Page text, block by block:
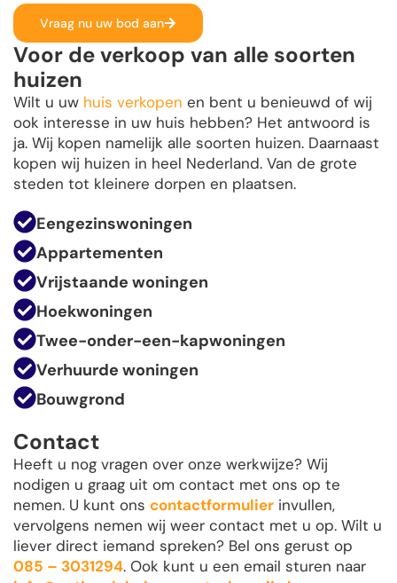
Vraag nu uw bod aan
Voor de verkoop van alle soorten
huizen
Wilt u uw huis verkopen en bent u benieuwd of wij
ook interesse in uw huis hebben? Het antwoord is
ja. Wij kopen namelijk alle soorten huizen. Daarnaast
kopen wij huizen in heel Nederland. Van de grote
steden tot kleinere dorpen en plaatsen.
Eengezinswoningen
Appartementen
Vrijstaande woningen
Hoekwoningen
Twee-onder-een-kapwoningen
Verhuurde woningen
Bouwgrond
Contact
Heeft u nog vragen over onze werkwijze? Wij
nodigen u graag uit om contact met ons op te
nemen. U kunt ons contactformulier invullen,
vervolgens nemen wij weer contact met u op. Wilt u
liever direct iemand spreken? Bel ons gerust op
085 – 3031294. Ook kunt u een email sturen naar